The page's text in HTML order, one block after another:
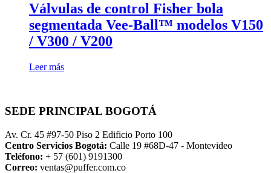
Válvulas de control Fisher bola
segmentada Vee-Ball™ modelos V150
/ V300 / V200
Leer más
SEDE PRINCIPAL BOGOTÁ
Av. Cr. 45 #97-50 Piso 2 Edificio Porto 100
Centro Servicios Bogotá: Calle 19 #68D-47 - Montevideo
Teléfono: + 57 (601) 9191300
Correo: ventas@puffer.com.co